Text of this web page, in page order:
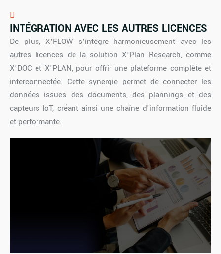
INTÉGRATION AVEC LES AUTRES LICENCES
De plus, X'FLOW s’intègre harmonieusement avec les
autres licences de la solution X'Plan Research, comme
X'DOC et X'PLAN, pour offrir une plateforme complète et
interconnectée. Cette synergie permet de connecter les
données issues des documents, des plannings et des
capteurs IoT, créant ainsi une chaîne d'information fluide
et performante.